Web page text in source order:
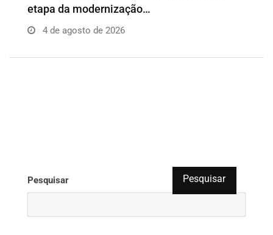
etapa da modernização…
4 de agosto de 2026
Pesquisar Pesquisar